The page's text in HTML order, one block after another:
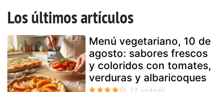
Los últimos artículos
Menú vegetariano, 10 de
agosto: sabores frescos
y coloridos con tomates,
verduras y albaricoques